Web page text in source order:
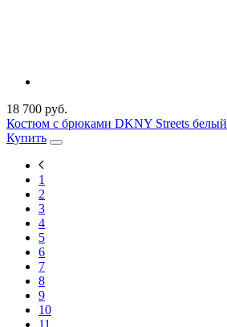
18 700 руб.
Костюм с брюками DKNY Streets белый
Купить
1
2
3
4
5
6
7
8
9
10
11